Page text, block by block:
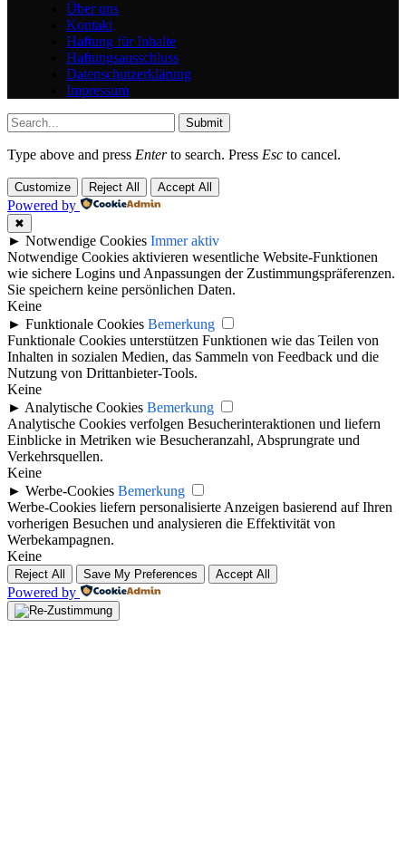
Über uns
Kontakt
Haftung für Inhalte
Haftungsausschluss
Datenschutzerklärung
Impressum
Submit
Type above and press Enterto search. Press Esc to cancel.
Customize Reject All Accept All
Powered by
✖
► Notwendige Cookies Immer aktiv
Notwendige Cookies aktivieren wesentliche Website-Funktionen
wie sichere Logins und Anpassungen der Zustimmungspräferenzen.
Sie speichern keine persönlichen Daten.
Keine
► Funktionale Cookies Bemerkung
Funktionale Cookies unterstützen Funktionen wie das Teilen von
Inhalten in sozialen Medien, das Sammeln von Feedback und die
Nutzung von Drittanbieter-Tools.
Keine
► Analytische Cookies Bemerkung
Analytische Cookies verfolgen Besucherinteraktionen und liefern
Einblicke in Metriken wie Besucheranzahl, Absprungrate und
Verkehrsquellen.
Keine
► Werbe-Cookies Bemerkung
Werbe-Cookies liefern personalisierte Anzeigen basierend auf Ihren
vorherigen Besuchen und analysieren die Effektivität von
Werbekampagnen.
Keine
Reject All Save My Preferences Accept All
Powered by